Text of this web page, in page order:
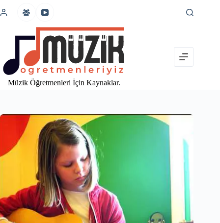
atla
Müzik Öğretmenleri İçin Kaynaklar.